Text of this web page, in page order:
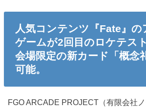
人気コンテンツ『Fate』の
ゲームが2回目のロケテス
会場限定の新カード「概念
可能。
FGO ARCADE PROJECT（有限会社